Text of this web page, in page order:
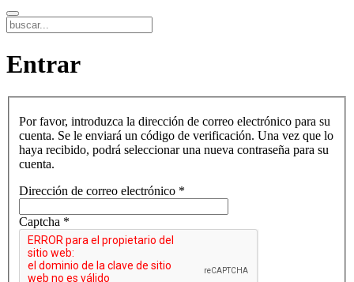
Entrar
Por favor, introduzca la dirección de correo electrónico para su
cuenta. Se le enviará un código de verificación. Una vez que lo
haya recibido, podrá seleccionar una nueva contraseña para su
cuenta.
Dirección de correo electrónico *
Captcha *